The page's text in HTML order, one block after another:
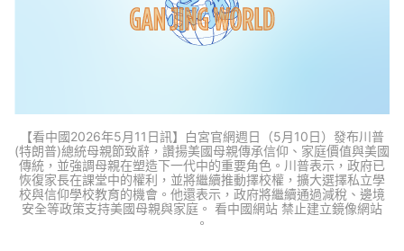
【看中國2026年5月11日訊】白宮官網週日（5月10日）發布川普
(特朗普)總統母親節致辭，讚揚美國母親傳承信仰、家庭價值與美國
傳統，並強調母親在塑造下一代中的重要角色。川普表示，政府已
恢復家長在課堂中的權利，並將繼續推動擇校權，擴大選擇私立學
校與信仰學校教育的機會。他還表示，政府將繼續通過減稅、邊境
安全等政策支持美國母親與家庭。 看中國網站 禁止建立鏡像網站
。